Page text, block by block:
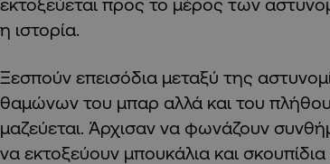
η ιστορία.
Ξεσπούν επεισόδια μεταξύ της
θαμώνων του μπαρ αλλά και του
μαζεύεται. Άρχισαν να φωνάζουν
να εκτοξεύουν μπουκάλια και